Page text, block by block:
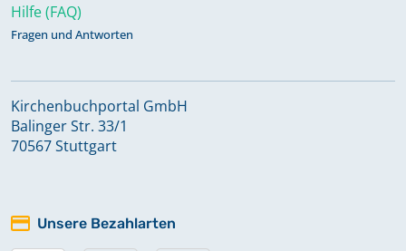
Hilfe (FAQ)
Fragen und Antworten
Kirchenbuchportal GmbH
Balinger Str. 33/1
70567 Stuttgart
Unsere Bezahlarten